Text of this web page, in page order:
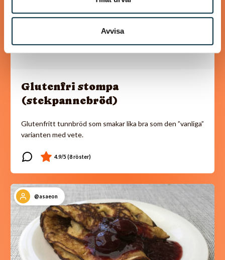
Avvisa
Glutenfri stompa
(stekpannebröd)
Glutenfritt tunnbröd som smakar lika bra som den ”vanliga”
varianten med vete.
@asaeon